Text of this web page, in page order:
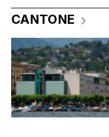
CANTONE